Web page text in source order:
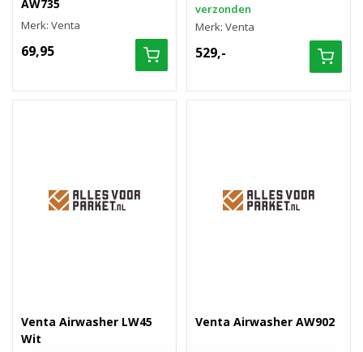
AW735
Merk: Venta
69,95
verzonden
Merk: Venta
529,-
Venta Airwasher LW45
Wit
Venta Airwasher AW902